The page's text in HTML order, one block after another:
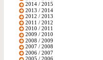
2014 / 2015
2013 / 2014
2012 / 2013
2011 / 2012
2010 / 2011
2009 / 2010
2008 / 2009
2007 / 2008
2006 / 2007
2005 / 2006